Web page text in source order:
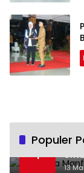
Populer
1
13